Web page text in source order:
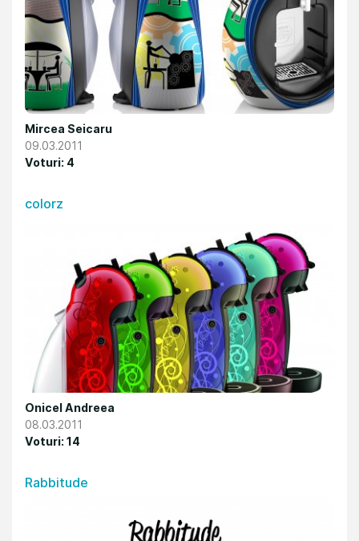
Mircea Seicaru
09.03.2011
Voturi: 4
colorz
Onicel Andreea
08.03.2011
Voturi: 14
Rabbitude